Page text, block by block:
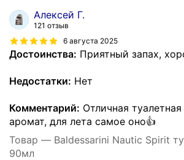
Алексей Г.
121 отзыв
6 августа 2025
Достоинства: Приятный запах,
Недостатки: Нет
Комментарий: Отличная
аромат, для лета самое оно👍
Товар — Baldessarini Nautic Spirit
90мл